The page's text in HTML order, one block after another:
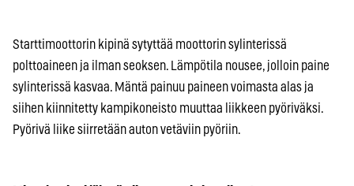
Starttimoottorin kipinä sytyttää moottorin sylinterissä
polttoaineen ja ilman seoksen. Lämpötila nousee, jolloin paine
sylinterissä kasvaa. Mäntä painuu paineen voimasta alas ja
siihen kiinnitetty kampikoneisto muuttaa liikkeen pyöriväksi.
Pyörivä liike siirretään auton vetäviin pyöriin.